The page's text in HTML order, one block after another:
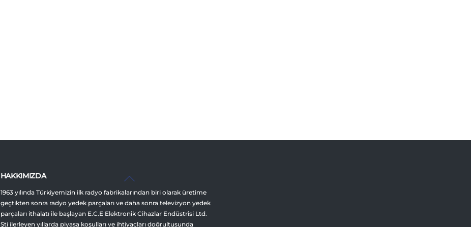
Back
Top
HAKKIMIZDA
1963 yılında Türkiyemizin ilk radyo fabrikalarından biri olarak üretime
geçtikten sonra radyo yedek parçaları ve daha sonra televizyon yedek
parçaları ithalatı ile başlayan E.C.E Elektronik Cihazlar Endüstrisi Ltd.
Şti ilerleyen yıllarda piyasa koşulları ve ihtiyaçları doğrultusunda